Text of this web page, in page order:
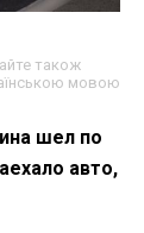
також
мовою
шел по
авто,